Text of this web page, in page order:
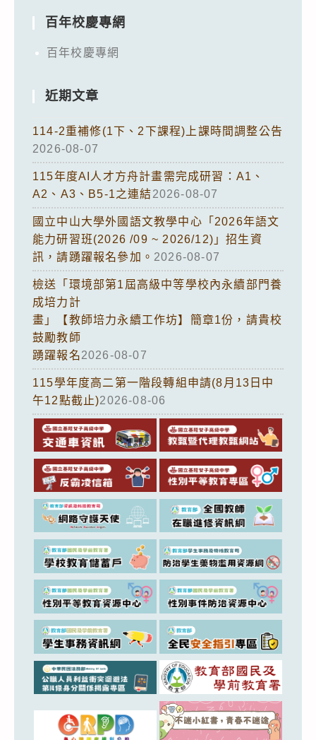
百年校慶專網
百年校慶專網
近期文章
114-2重補修(1下、2下課程)上課時間調整公告
2026-08-07
115年度AI人才方舟計畫需完成研習：A1、
A2、A3、B5-1之連結2026-08-07
國立中山大學外國語文教學中心「2026年語文
能力研習班(2026 /09 ~ 2026/12)」招生資
訊，請踴躍報名參加。 2026-08-07
檢送「環境部第1屆高級中等學校內永續部門養
成培力計
畫」【教師培力永續工作坊】簡章1份，請貴校
鼓勵教師
踴躍報名2026-08-07
115學年度高二第一階段轉組申請(8月13日中
午12點截止)2026-08-06